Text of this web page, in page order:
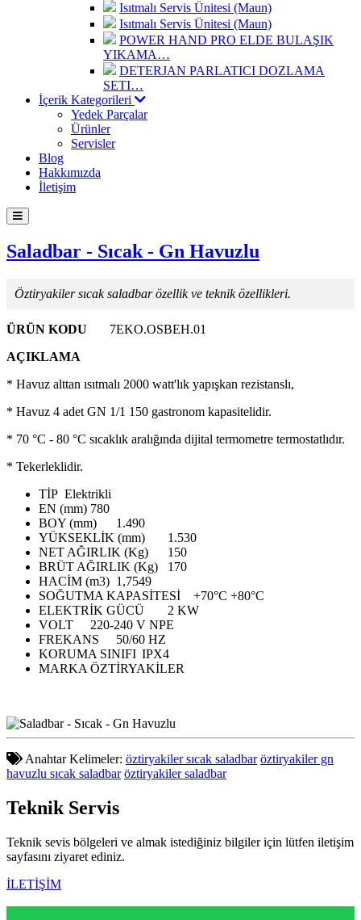
Isıtmalı Servis Ünitesi (Maun)
Isıtmalı Servis Ünitesi (Maun)
POWER HAND PRO ELDE BULAŞIK
YIKAMA…
DETERJAN PARLATICI DOZLAMA
SETI…
İçerik Kategorileri
Yedek Parçalar
Ürünler
Servisler
Blog
Hakkımızda
İletişim
Saladbar - Sıcak - Gn Havuzlu
Öztiryakiler sıcak saladbar özellik ve teknik özellikleri.
ÜRÜN KODU
7EKO.OSBEH.01
AÇIKLAMA
* Havuz alttan ısıtmalı 2000 watt'lık yapışkan rezistanslı,
* Havuz 4 adet GN 1/1 150 gastronom kapasitelidir.
* 70 °C - 80 °C sıcaklık aralığında dijital termometre termostatlıdır.
* Tekerleklidir.
TİP Elektrikli
EN (mm) 780
BOY (mm)
1.490
YÜKSEKLİK (mm)
1.530
NET AĞIRLIK (Kg)
150
BRÜT AĞIRLIK (Kg)
170
HACİM (m3) 1,7549
SOĞUTMA KAPASİTESİ
+70°C +80°C
ELEKTRİK GÜCÜ
2 KW
VOLT
220-240 V NPE
FREKANS
50/60 HZ
KORUMA SINIFI IPX4
MARKA ÖZTİRYAKİLER
Anahtar Kelimeler: öztiryakiler sıcak saladbar öztiryakiler gn
havuzlu sıcak saladbar öztiryakiler saladbar
Teknik Servis
Teknik sevis bölgeleri ve almak istediğiniz bilgiler için lütfen iletişim
sayfasını ziyaret ediniz.
İLETİŞİM